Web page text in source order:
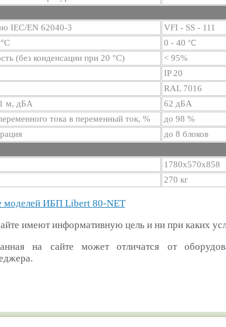
IEC/EN 62040-3
VFI - SS - 111
0 - 40 °C
(без конденсации при 20 °C)
< 95%
IP 20
RAL 7016
м, дБА
62 дБА
тока в переменный ток, %
до 98 %
до 8 блоков
1780х570х858
270 кг
моделей ИБП Libert 80-NET
имеют информативную цель и ни при каких
на сайте может отличатся от